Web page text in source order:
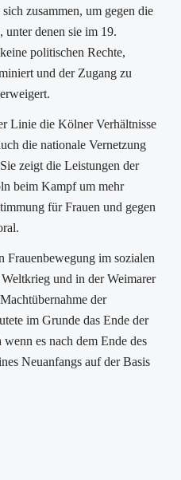
zusammen, um gegen die
denen sie im 19.
politischen Rechte,
und der Zugang zu
Linie die Kölner Verhältnisse
die nationale Vernetzung
zeigt die Leistungen der
beim Kampf um mehr
für Frauen und gegen
Frauenbewegung im sozialen
und in der Weimarer
der
im Grunde das Ende der
es nach dem Ende des
Neuanfangs auf der Basis